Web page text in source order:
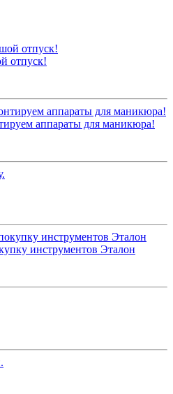
отпуск!
аппараты для маникюра!
инструментов Эталон